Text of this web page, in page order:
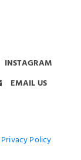
INSTAGRAM
EMAIL US
Privacy Policy